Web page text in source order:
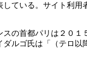
ている。サイト利用
の首都パリは２０
ルゴ氏は「（テロ